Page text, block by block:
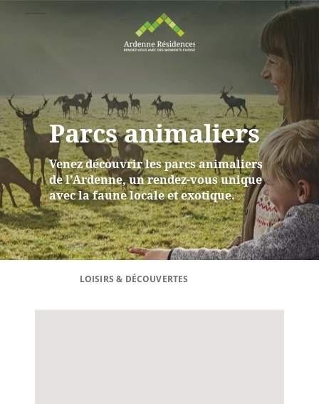
Parcs animaliers
Venez découvrir les parcs animaliers
de l’Ardenne, un rendez-vous unique
avec la faune locale et exotique.
LOISIRS & DÉCOUVERTES